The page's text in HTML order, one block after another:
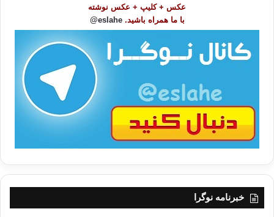
عکس + کلیپ + عکس نوشته
با ما همراه باشید. eslahe@
خبرنامه نوگرا